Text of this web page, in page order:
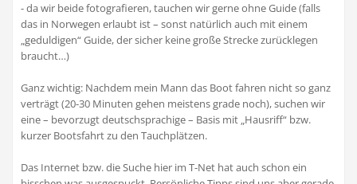
- da wir beide fotografieren, tauchen wir gerne ohne Guide (falls
das in Norwegen erlaubt ist – sonst natürlich auch mit einem
„geduldigen“ Guide, der sicher keine große Strecke zurücklegen
braucht…)
Ganz wichtig: Nachdem mein Mann das Boot fahren nicht so ganz
verträgt (20-30 Minuten gehen meistens grade noch), suchen wir
eine – bevorzugt deutschsprachige – Basis mit „Hausriff“ bzw.
kurzer Bootsfahrt zu den Tauchplätzen.
Das Internet bzw. die Suche hier im T-Net hat auch schon ein